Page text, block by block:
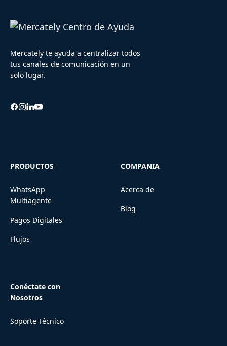
Mercately te ayuda a centralizar todos
tus canales de comunicación en un
solo lugar.
PRODUCTOS
WhatsApp
Multiagente
Pagos Digitales
Flujos
COMPANIA
Acerca de
Blog
Conéctate con
Nosotros
Soporte Técnico